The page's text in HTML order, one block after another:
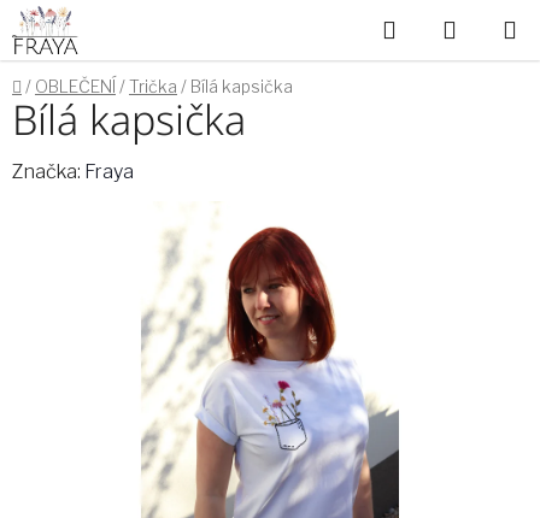
Přejít
na
obsah
Hledat
KOŠÍK
Domů
/ OBLEČENÍ /Trička / Bílá kapsička
Bílá kapsička
Značka: Fraya